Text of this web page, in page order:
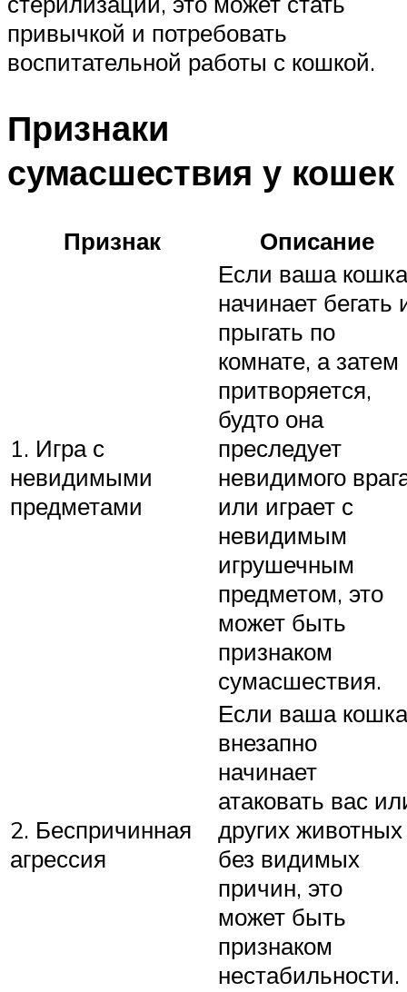
привычкой и потребовать
воспитательной работы с кошкой.
Признаки
сумасшествия у кошек
Признак Описание
1. Игра с
невидимыми
предметами
Если ваша кошка
начинает бегать
прыгать по
комнате, а затем
притворяется,
будто она
преследует
невидимого
или играет с
невидимым
игрушечным
предметом, это
может быть
признаком
сумасшествия.
2. Беспричинная
агрессия
Если ваша кошка
внезапно
начинает
атаковать вас
других животных
без видимых
причин, это
может быть
признаком
нестабильности.